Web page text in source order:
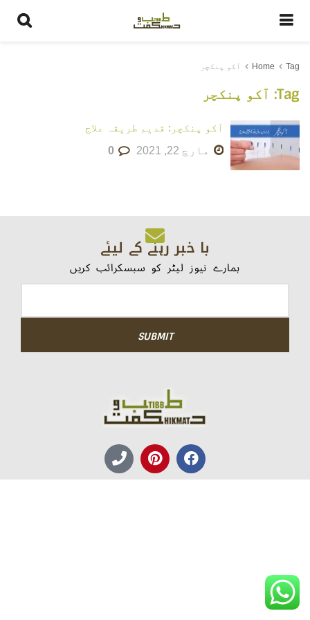
Home Tag آکو پنکچر
Tag: آکو پنکچر
آکو پنکچر: قدیم طریقہ علاج
مارچ 22, 2021
با خبر رہنے کے لیئے
ہمارے نیوز لیٹر کو سبسکرائب کریں